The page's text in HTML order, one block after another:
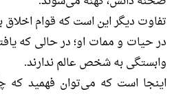
تفاوت دیگر این است که قوام
در حیات و ممات او؛ در حالی که
وابستگی به شخص عالم ندارند.
اینجا است که می‌توان فهمید که